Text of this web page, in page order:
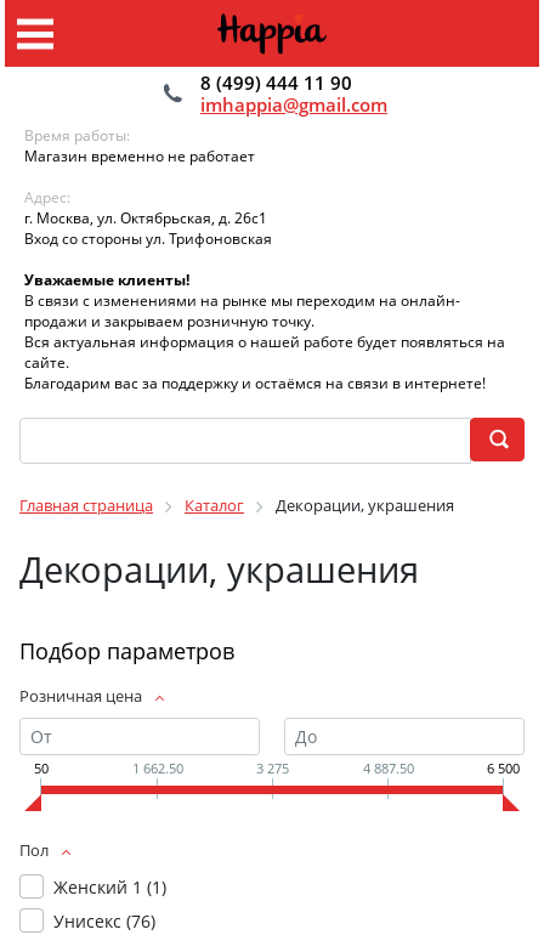
8 (499) 444 11 90
imhappia@gmail.com
Время работы:
Магазин временно не работает
Адрес:
г. Москва, ул. Октябрьская, д. 26с1
Вход со стороны ул. Трифоновская
Уважаемые клиенты!
В связи с изменениями на рынке мы переходим на онлайн-
продажи и закрываем розничную точку.
Вся актуальная информация о нашей работе будет появляться на
сайте.
Благодарим вас за поддержку и остаёмся на связи в интернете!
Главная страница Каталог Декорации, украшения
Декорации, украшения
Подбор параметров
Розничная цена
50 1 662.50 3 275 4 887.50 6 500
Пол
Женский 1 (1)
Унисекс (76)